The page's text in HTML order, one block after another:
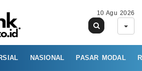
10 Agu 2026
NASIONAL PASAR MODAL